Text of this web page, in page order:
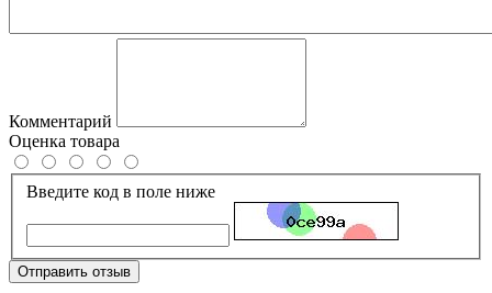
Комментарий
Оценка товара
Введите код в поле ниже
Отправить отзыв